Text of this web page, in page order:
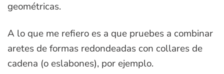
geométricas.
A lo que me refiero es a que pruebes a combinar
aretes de formas redondeadas con collares de
cadena (o eslabones), por ejemplo.